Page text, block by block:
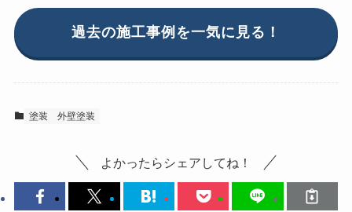
過去の施工事例を一気に見る！
塗装 外壁塗装
よかったらシェアしてね！